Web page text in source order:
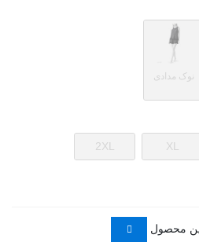
نوک مدادی
XL
2XL
محصول